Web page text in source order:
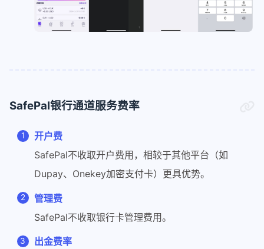
SafePal银行通道服务费率
开户费
SafePal不收取开户费用，相较于其他平台（如
Dupay、Onekey加密支付卡）更具优势。
管理费
SafePal不收取银行卡管理费用。
出金费率